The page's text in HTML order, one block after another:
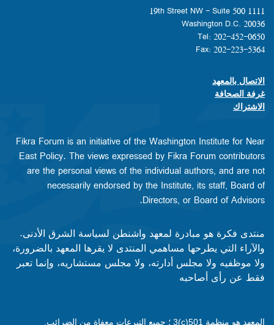
1111 19th Street NW - Suite 500
Washington D.C. 20036
Tel: 202-452-0650
Fax: 202-223-5364
Footer contact links
الاتصال بالمعهد
غرفة الصحافة
الاشتراك
Fikra Forum is an initiative of the Washington Institute for Near
East Policy. The views expressed by Fikra Forum contributors
are the personal views of the individual authors, and are not
necessarily endorsed by the Institute, its staff, Board of
Directors, or Board of Advisors.​​
منتدى فكرة هو مبادرة لمعهد واشنطن لسياسة الشرق الأدنى.
والآراء التي يطرحها مساهمي المنتدى لا يقرها المعهد بالضرورة،
ولا موظفيه ولا مجلس أدارته، ولا مجلس مستشاريه، وإنما تعبر
فقط عن رأى أصاحبه
المعهد هو منظمة 501(c)3 ؛ جميع التبرعات معفاة من الضرائب.